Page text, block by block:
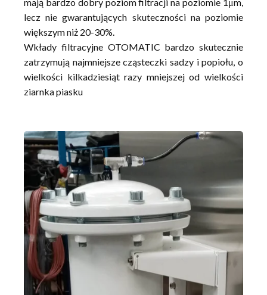
lecz nie gwarantujących skuteczności na poziomie
większym niż 20-30%.
Wkłady filtracyjne OTOMATIC bardzo skutecznie
zatrzymują najmniejsze cząsteczki sadzy i popiołu, o
wielkości kilkadziesiąt razy mniejszej od wielkości
ziarnka piasku